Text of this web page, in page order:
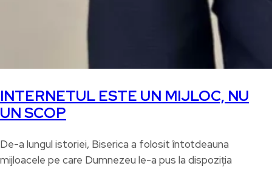
INTERNETUL ESTE UN MIJLOC, NU
UN SCOP
De-a lungul istoriei, Biserica a folosit întotdeauna
mijloacele pe care Dumnezeu le-a pus la dispoziția